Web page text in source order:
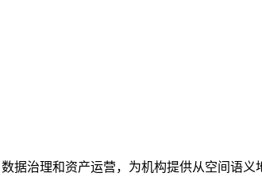
治理和资产运营，为机构提供从空间语义